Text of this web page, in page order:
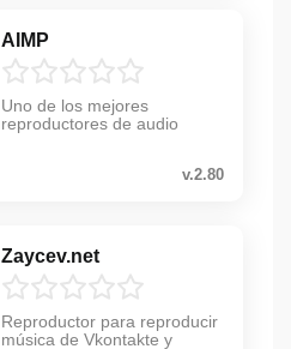
AIMP
Uno de los mejores
reproductores de audio
v.2.80
Zaycev.net
Reproductor para reproducir
música de Vkontakte y